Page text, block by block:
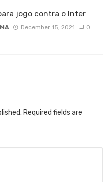
jogo contra o Inter
December 15, 2021 0
Required fields are